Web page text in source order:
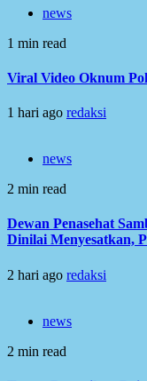
news
1 min read
Viral Video Oknum
1 hari ago redaksi
news
2 min read
Dewan Penasehat
Dinilai Menyesatkan,
2 hari ago redaksi
news
2 min read